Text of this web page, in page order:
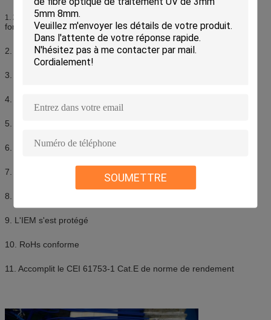
SOUMETTRE
1. 2fibers, 4fibers, unimodal ou à plusieurs modes de
fonctionnement
2. Conception compacte avec des olives de 2×1.25mm
3. Prise intégrée avec la bride carrée ou hexagonale
4. Connecteur d'extension pour l'enchaînement de câble
5. Dispositif de verrouillage Screwed
6. Installation facile et sûre
7. Preuve de l'eau, preuve de la poussière et anticorrosion
8. Chapeaux de protection de preuve de l'eau
9. L'IEM s'est protégé
10. RoHs conforme
11. Accomplit le CEI 61753-1 Cat.E de norme de rendement